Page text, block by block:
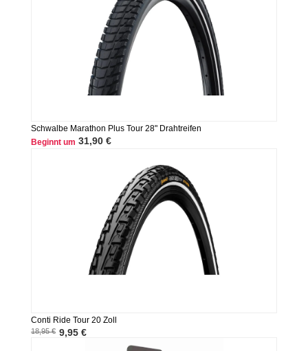
Schwalbe Marathon Plus Tour 28" Drahtreifen
Beginnt um 31,90 €
Conti Ride Tour 20 Zoll
18,95 € 9,95 €